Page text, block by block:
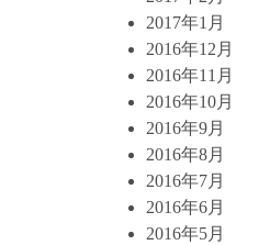
2017年1月
2016年12月
2016年11月
2016年10月
2016年9月
2016年8月
2016年7月
2016年6月
2016年5月